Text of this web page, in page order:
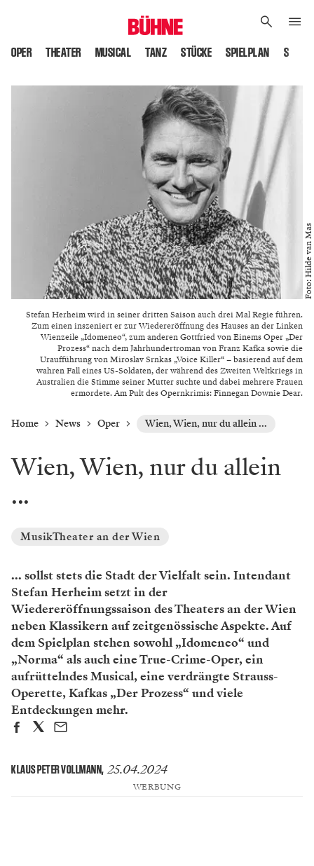
OPER THEATER MUSICAL TANZ STÜCKE SPIELPLAN
Stefan Herheim wird in seiner dritten Saison auch drei Mal Regie führen.
Zum einen inszeniert er zur Wiedereröffnung des Hauses an der Linken
Wienzeile „Idomeneo“, zum anderen Gottfried von Einems Oper „Der
Prozess“ nach dem Jahrhundertroman von Franz Kafka sowie die
Uraufführung von Miroslav Srnkas „Voice Killer“ – basierend auf dem
wahren Fall eines US-Soldaten, der während des Zweiten Weltkriegs in
Australien die Stimme seiner Mutter suchte und dabei mehrere Frauen
ermordete. Am Pult des Opernkrimis: Finnegan Downie Dear.
Foto: Hilde van Mas
Home News Oper Wien, Wien, nur du allein ...
Wien, Wien, nur du allein
...
MusikTheater an der Wien
... sollst stets die Stadt der Vielfalt sein. Intendant
Stefan Herheim setzt in der
Wiedereröffnungssaison des Theaters an der Wien
neben Klassikern auf zeitgenössische Aspekte. Auf
dem Spielplan stehen sowohl „Idomeneo“ und
„Norma“ als auch eine True-Crime-Oper, ein
aufrüttelndes Musical, eine verdrängte Strauss-
Operette, Kafkas „Der Prozess“ und viele
Entdeckungen mehr.
KLAUS PETER VOLLMANN, 25.04.2024
WERBUNG